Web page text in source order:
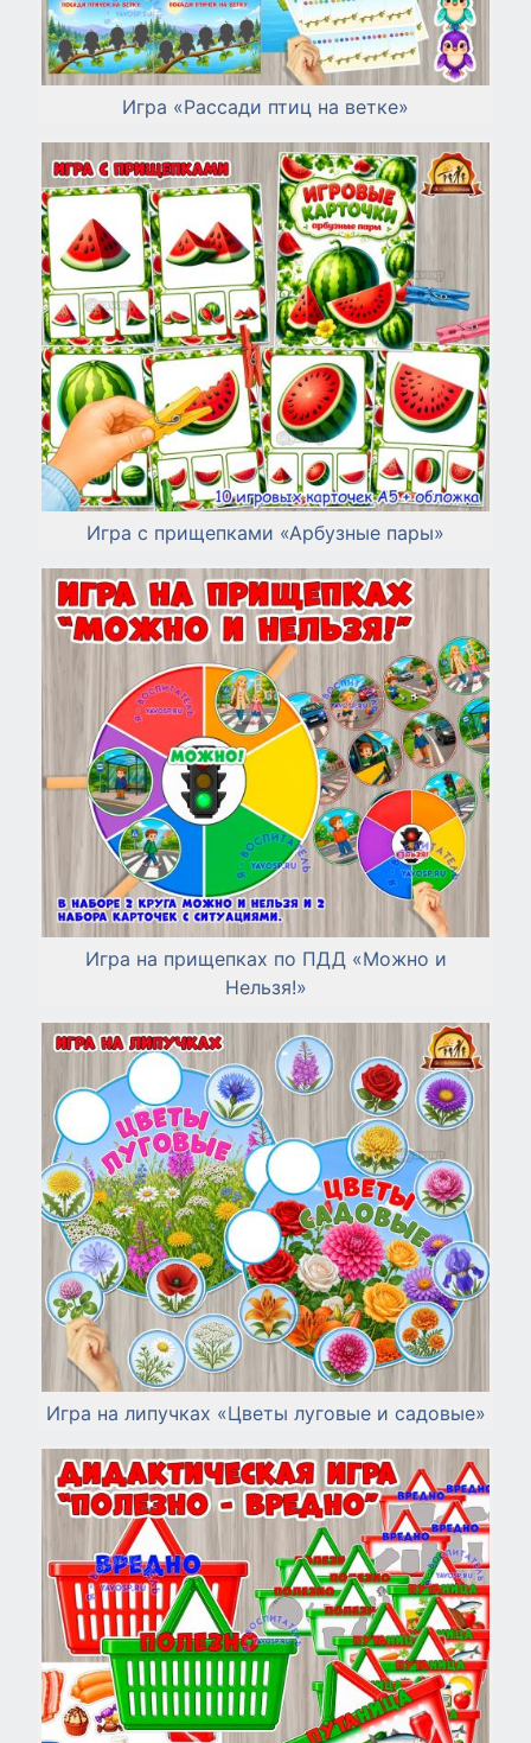
Игра «Рассади птиц на ветке»
Игра с прищепками «Арбузные пары»
Игра на прищепках по ПДД «Можно и
Нельзя!»
Игра на липучках «Цветы луговые и садовые»